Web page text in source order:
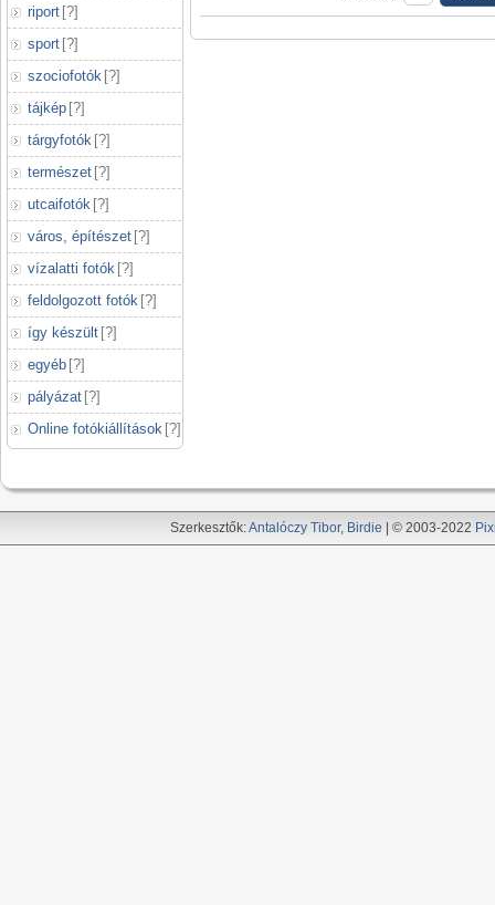
riport [?]
sport [?]
szociofotók [?]
tájkép [?]
tárgyfotók [?]
természet [?]
utcaifotók [?]
város, építészet [?]
vízalatti fotók [?]
feldolgozott fotók [?]
így készült [?]
egyéb [?]
pályázat [?]
Online fotókiállítások [?]
Szerkesztők:Antalóczy Tibor, Birdie | © 2003-2022